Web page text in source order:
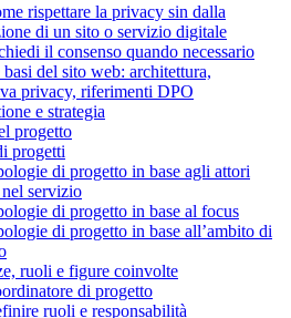
rispettare la privacy sin dalla
di un sito o servizio digitale
il consenso quando necessario
del sito web: architettura,
privacy, riferimenti DPO
e strategia
progetto
progetti
di progetto in base agli attori
servizio
di progetto in base al focus
di progetto in base all’ambito di
ruoli e figure coinvolte
di progetto
ruoli e responsabilità